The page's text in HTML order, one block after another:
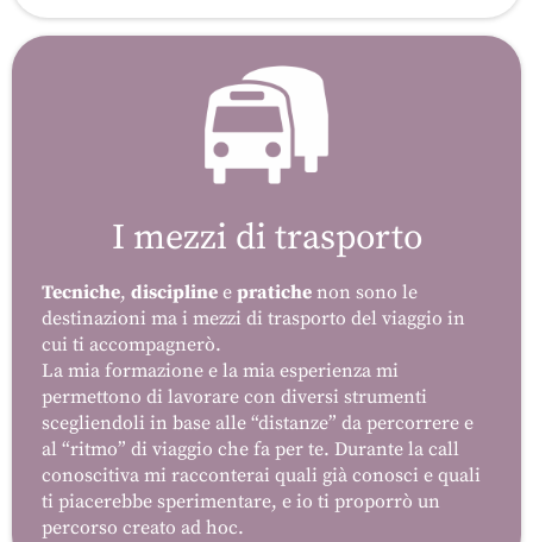
I mezzi di trasporto
Tecniche, discipline e pratiche non sono le
destinazioni ma i mezzi di trasporto del viaggio in
cui ti accompagnerò.
La mia formazione e la mia esperienza mi
permettono di lavorare con diversi strumenti
scegliendoli in base alle “distanze” da percorrere e
al “ritmo” di viaggio che fa per te. Durante la call
conoscitiva mi racconterai quali già conosci e quali
ti piacerebbe sperimentare, e io ti proporrò un
percorso creato ad hoc.